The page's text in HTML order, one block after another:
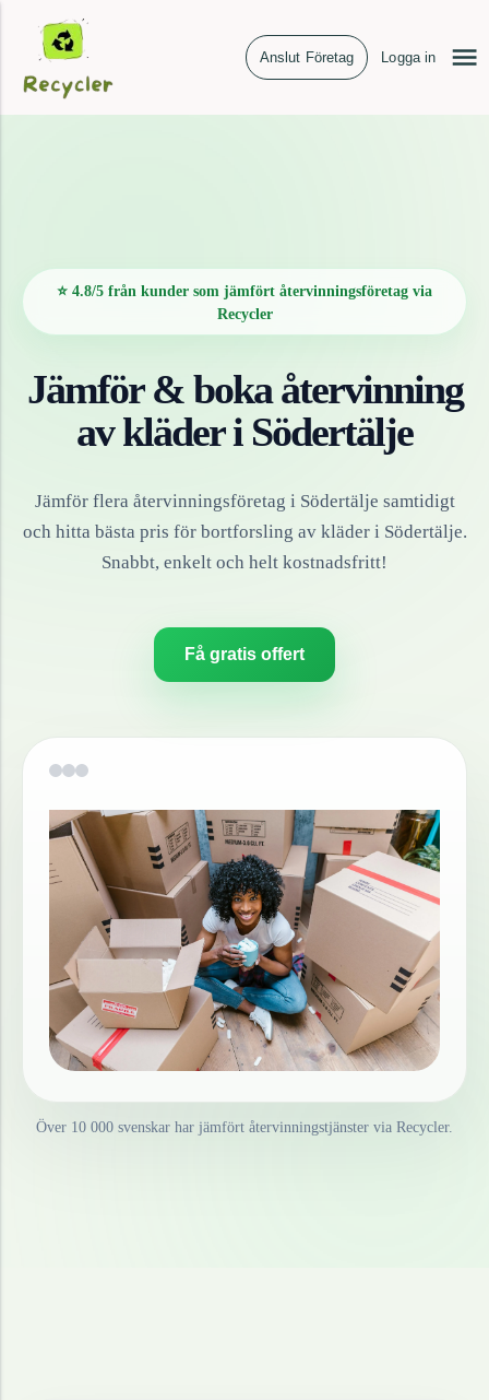
Anslut Företag Logga in
⭐ 4.8/5 från kunder som jämfört återvinningsföretag via
Recycler
Jämför & boka återvinning
avkläderi Södertälje
Jämför flera återvinningsföretag i Södertälje samtidigt
och hitta bästa pris för bortforsling av kläderi Södertälje.
Snabbt, enkelt och helt kostnadsfritt!
Få gratis offert
Över 10 000 svenskar har jämfört återvinningstjänster via Recycler.